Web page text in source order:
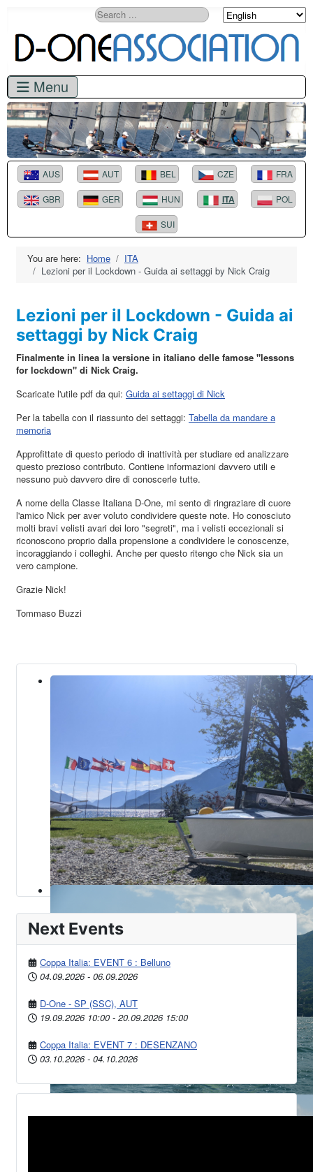
Search
AUS AUT BEL CZE FRA
GBR GER HUN ITA POL
SUI
You are here: Home
ITA
Lezioni per il Lockdown - Guida ai settaggi by Nick Craig
Lezioni per il Lockdown - Guida ai
settaggi by Nick Craig
Finalmente in linea la versione in italiano delle famose "lessons
for lockdown" di Nick Craig.
Scaricate l'utile pdf da qui: Guida ai settaggi di Nick
Per la tabella con il riassunto dei settaggi: Tabella da mandare a
memoria
Approfittate di questo periodo di inattività per studiare ed analizzare
questo prezioso contributo. Contiene informazioni davvero utili e
nessuno può davvero dire di conoscerle tutte.
A nome della Classe Italiana D-One, mi sento di ringraziare di cuore
l'amico Nick per aver voluto condividere queste note. Ho conosciuto
molti bravi velisti avari dei loro "segreti", ma i velisti eccezionali si
riconoscono proprio dalla propensione a condividere le conoscenze,
incoraggiando i colleghi. Anche per questo ritengo che Nick sia un
vero campione.
Grazie Nick!
Tommaso Buzzi
Next Events
Coppa Italia: EVENT 6 : Belluno
04.09.2026 - 06.09.2026
D-One - SP (SSC), AUT
19.09.2026 10:00 - 20.09.2026 15:00
Coppa Italia: EVENT 7 : DESENZANO
03.10.2026 - 04.10.2026